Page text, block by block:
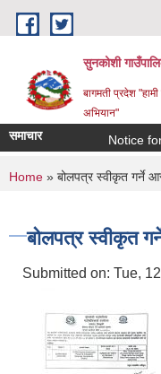
Skip to main content
सुनकोशी
बागमती प्रदेश
अभियान"
समाचार Notice for
You are
Home » बोलपत्र स्वीकृत गर्ने
बोलपत्र स्वीकृत
Submitted on: Tue,